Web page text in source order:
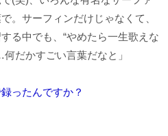
。サーフィンだけじゃなくて、
る中でも、“やめたら一生歌えな
だかすごい言葉だなと」
ったんですか？